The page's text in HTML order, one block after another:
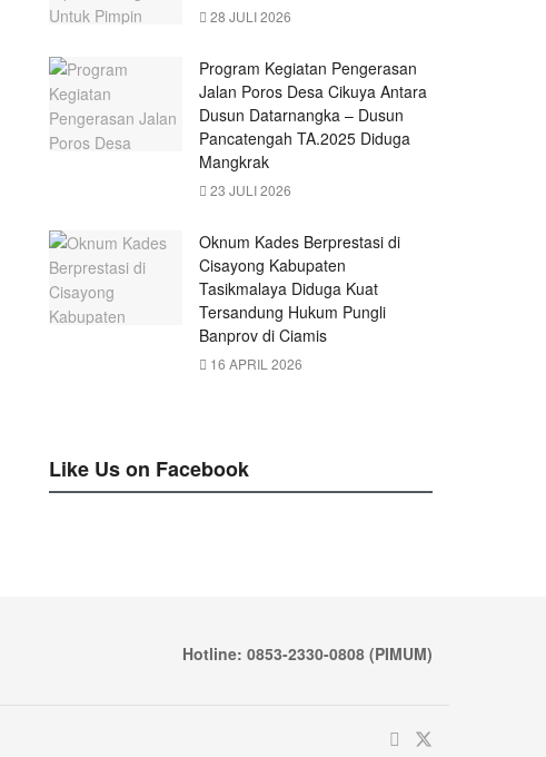
28 JULI 2026
Program Kegiatan Pengerasan
Jalan Poros Desa Cikuya Antara
Dusun Datarnangka – Dusun
Pancatengah TA.2025 Diduga
Mangkrak
23 JULI 2026
Oknum Kades Berprestasi di
Cisayong Kabupaten
Tasikmalaya Diduga Kuat
Tersandung Hukum Pungli
Banprov di Ciamis
16 APRIL 2026
Like Us on Facebook
Hotline: 0853-2330-0808 (PIMUM)